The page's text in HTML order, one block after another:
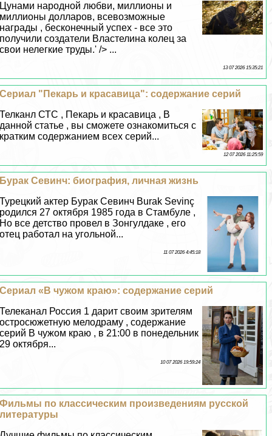
Цунами народной любви, миллионы и
миллионы долларов, всевозможные
награды , бесконечный успех - все это
получили создатели Властелина колец за
свои нелегкие труды.' /> ...
13 07 2026 15:35:21
Сериал "Пекарь и красавица": содержание серий
Телканл СТС , Пекарь и красавица , В
данной статье , вы сможете ознакомиться с
кратким содержанием всех серий...
12 07 2026 11:25:59
Буpaк Севинч: биография, личная жизнь
Турецкий актер Буpaк Севинч Burak Sevinç
родился 27 октября 1985 года в Стамбуле ,
Но все детство провел в Зонгулдаке , его
отец работал на угольной...
11 07 2026 4:45:18
Сериал «В чужом краю»: содержание серий
Телеканал Россия 1 дарит своим зрителям
остросюжетную мелодраму , содержание
серий В чужом краю , в 21:00 в понедельник
29 октября...
10 07 2026 19:59:24
Фильмы по классическим произведениям русской
литературы